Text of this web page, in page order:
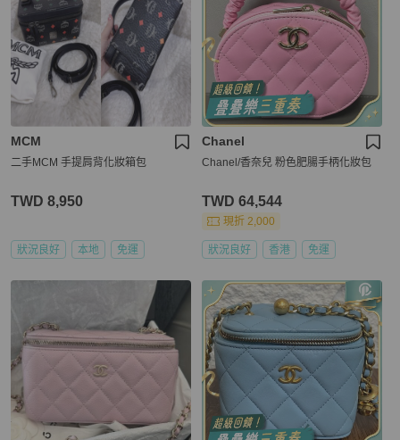
MCM
二手MCM 手提肩背化妝箱包
TWD 8,950
狀況良好 本地 免運
Chanel
Chanel/香奈兒 粉色肥腸手柄化妝包
TWD 64,544
現折 2,000
狀況良好 香港 免運